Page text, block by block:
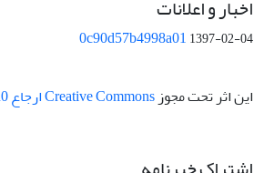
اخبار و اعلانات
0c90d57b4998a011397-02-04
این اثر تحت مجوز Creative Commons ارجاع 4.0 بین‌المللی